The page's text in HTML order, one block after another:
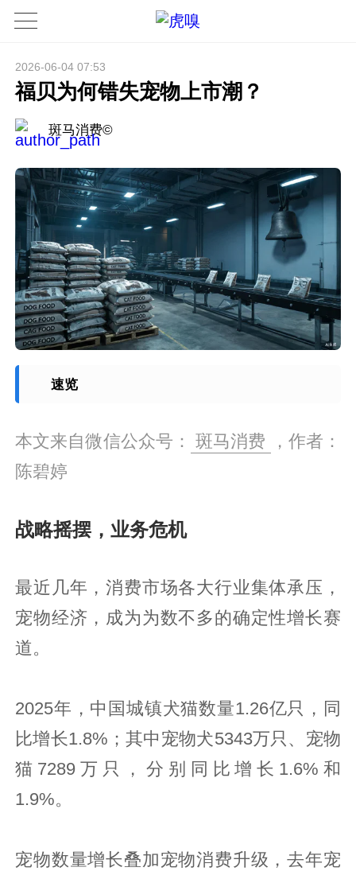
2026-06-04 07:53
福贝为何错失宠物上市潮？
斑马消费©
速览
本文来自微信公众号： 斑马消费
，作者：
陈碧婷
战略摇摆，业务危机
最近几年，消费市场各大行业集体承压，
宠物经济，成为为数不多的确定性增长赛
道。
2025年，中国城镇犬猫数量1.26亿只，同
比增长1.8%；其中宠物犬5343万只、宠物
猫7289万只，分别同比增长1.6%和
1.9%。
宠物数量增长叠加宠物消费升级，去年宠